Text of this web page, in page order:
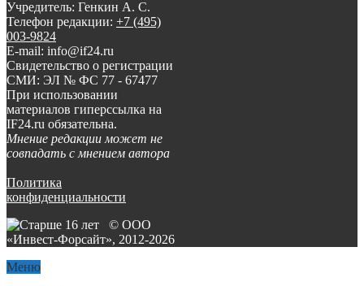
Учредитель: Генкин А. С.
Телефон редакции: +7 (495)
003-9824
E-mail: info@if24.ru
Свидетельство о регистрации
СМИ: ЭЛ № ФС 77 - 67477
При использовании
материалов гиперссылка на
IF24.ru обязательна.
Мнение редакции может не
совпадать с мнением автора
Политика
конфиденциальности
© ООО
«Инвест-Форсайт», 2012-2026
Меню